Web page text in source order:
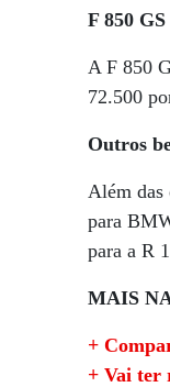
F 850
A F 850
72.500
Outros
Além das
para
para a R
MAIS
+
+ Vai ter